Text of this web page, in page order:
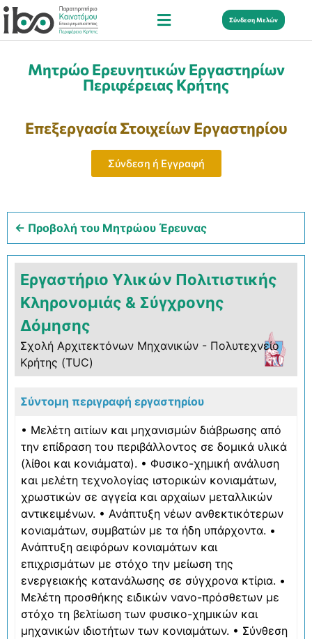
Σύνδεση Μελών
Μητρώο Ερευνητικών Εργαστηρίων
Περιφέρειας Κρήτης
Επεξεργασία Στοιχείων Εργαστηρίου
Σύνδεση ή Εγγραφή
← Προβολή του Μητρώου Έρευνας
Εργαστήριο Υλικών Πολιτιστικής
Κληρονομιάς & Σύγχρονης
Δόμησης
Σχολή Αρχιτεκτόνων Μηχανικών - Πολυτεχνείο
Κρήτης (TUC)
Σύντομη περιγραφή εργαστηρίου
• Μελέτη αιτίων και μηχανισμών διάβρωσης από
την επίδραση του περιβάλλοντος σε δομικά υλικά
(λίθοι και κονιάματα). • Φυσικο-χημική ανάλυση
και μελέτη τεχνολογίας ιστορικών κονιαμάτων,
χρωστικών σε αγγεία και αρχαίων μεταλλικών
αντικειμένων. • Ανάπτυξη νέων ανθεκτικότερων
κονιαμάτων, συμβατών με τα ήδη υπάρχοντα. •
Ανάπτυξη αειφόρων κονιαμάτων και
επιχρισμάτων με στόχο την μείωση της
ενεργειακής κατανάλωσης σε σύγχρονα κτίρια. •
Μελέτη προσθήκης ειδικών νανο-πρόσθετων με
στόχο τη βελτίωση των φυσικο-χημικών και
μηχανικών ιδιοτήτων των κονιαμάτων. • Σύνθεση